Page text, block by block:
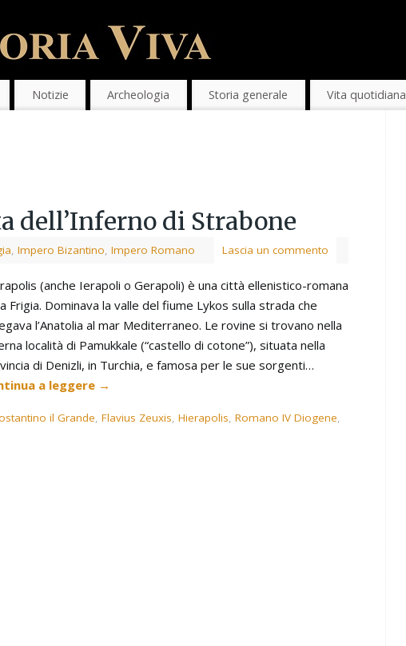
Notizie Archeologia Storia generale Vita quotidiana
dell’Inferno di Strabone
, Impero Bizantino, Impero Romano Lascia un commento
(anche Ierapoli o Gerapoli) è una città ellenistico-romana
Frigia. Dominava la valle del fiume Lykos sulla strada che
l’Anatolia al mar Mediterraneo. Le rovine si trovano nella
località di Pamukkale (“castello di cotone”), situata nella
di Denizli, in Turchia, e famosa per le sue sorgenti…
a leggere →
il Grande, Flavius Zeuxis, Hierapolis, Romano IV Diogene,